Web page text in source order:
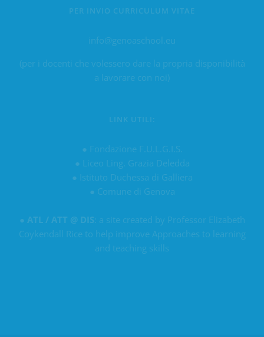
PER INVIO CURRICULUM VITAE
info@genoaschool.eu
(per i docenti che volessero dare la propria disponibilità
a lavorare con noi)
LINK UTILI:
● Fondazione F.U.L.G.I.S.
● Liceo Ling. Grazia Deledda
● Istituto Duchessa di Galliera
● Comune di Genova
● ATL / ATT @ DIS : a site created by Professor Elizabeth
Coykendall Rice to help improve Approaches to learning
and teaching skills